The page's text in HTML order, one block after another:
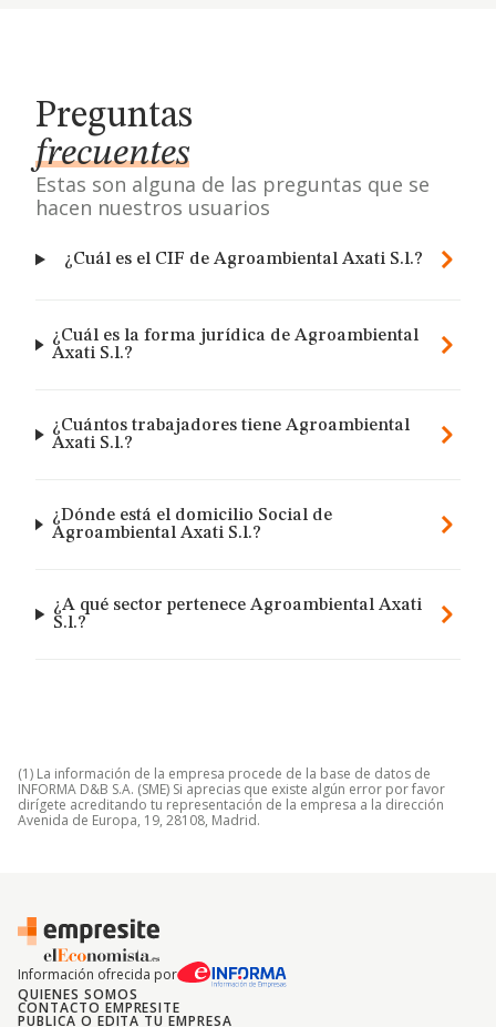
Preguntas
frecuentes
Estas son alguna de las preguntas que se
hacen nuestros usuarios
¿Cuál es el CIF de Agroambiental Axati S.l.?
¿Cuál es la forma jurídica de Agroambiental
Axati S.l.?
¿Cuántos trabajadores tiene Agroambiental
Axati S.l.?
¿Dónde está el domicilio Social de
Agroambiental Axati S.l.?
¿A qué sector pertenece Agroambiental Axati
S.l.?
(1) La información de la empresa procede de la base de datos de
INFORMA D&B S.A. (SME) Si aprecias que existe algún error por favor
dirígete acreditando tu representación de la empresa a la dirección
Avenida de Europa, 19, 28108, Madrid.
Información ofrecida por
QUIENES SOMOS
CONTACTO EMPRESITE
PUBLICA O EDITA TU EMPRESA